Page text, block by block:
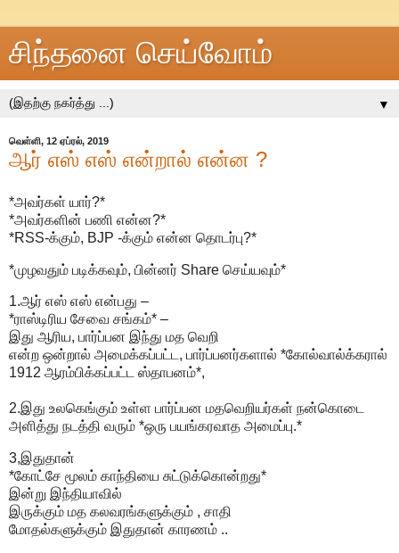
சிந்தனை செய்வோம்
▼
வெள்ளி, 12 ஏப்ரல், 2019
ஆர் எஸ் எஸ் என்றால் என்ன ?
*அவர்கள் யார்?*
*அவர்களின் பணி என்ன?*
*RSS-க்கும், BJP -க்கும் என்ன தொடர்பு?*
*முழவதும் படிக்கவும், பின்னர் Share செய்யவும்*
1.ஆர் எஸ் எஸ் என்பது –
*ராஸ்டிரிய சேவை சங்கம்* –
இது ஆரிய, பார்ப்பன இந்து மத வெறி
என்ற ஒன்றால் அமைக்கப்பட்ட, பார்ப்பனர்களால் *கோல்வால்க்கரால்
1912 ஆரம்பிக்கப்பட்ட ஸ்தாபனம்*,
2.இது உலகெங்கும் உள்ள பார்ப்பன மதவெறியர்கள் நன்கொடை
அளித்து நடத்தி வரும் *ஒரு பயங்கரவாத அமைப்பு.*
3,இதுதான்
*கோட்சே மூலம் காந்தியை சுட்டுக்கொன்றது*
இன்று இந்தியாவில்
இருக்கும் மத கலவரங்களுக்கும் , சாதி
மோதல்களுக்கும் இதுதான் காரணம் ..